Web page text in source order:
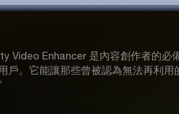
Video Enhancer 是內容創作者的
戶。它能讓那些曾被認為無法再利